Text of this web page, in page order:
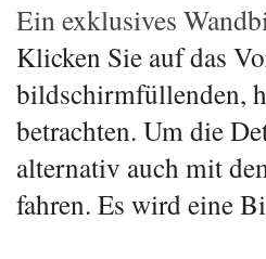
Ein exklusives
Klicken Sie auf das
bildschirmfüllenden,
betrachten. Um die
alternativ auch mit
fahren. Es wird eine